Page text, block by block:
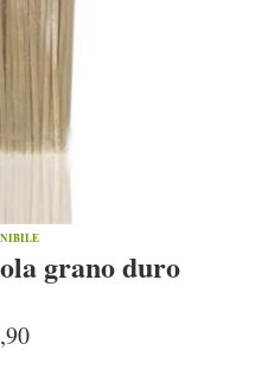
grano duro